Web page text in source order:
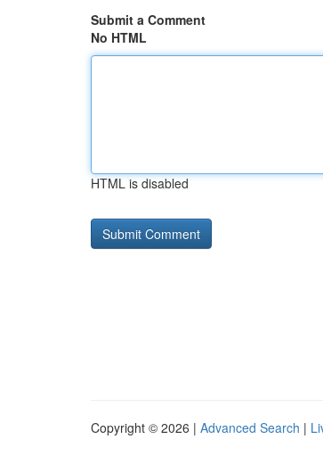
Submit a Comment
No HTML
HTML is disabled
Copyright © 2026 | Advanced Search |